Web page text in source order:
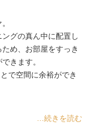
ングの真ん中に配置し
め、お部屋をすっき
きます。
で空間に余裕ができ
...続きを読む